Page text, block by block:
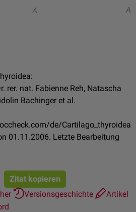
A A
rer. nat. Fabienne Reh, Natascha
Bachinger et al.
de/Cartilago_thyroidea
01.11.2006. Letzte Bearbeitung
Zitat kopieren
Versionsgeschichte
Artikel